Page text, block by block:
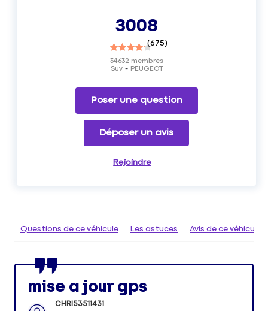
3008
(675)
Suv PEUGEOT
34632 membres
Poser une question
Déposer un avis
Rejoindre
Questions de ce véhicule Les astuces Avis de ce véhicule
mise a jour gps
CHRI53511431